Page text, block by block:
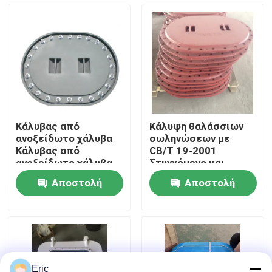
Γύρος εργοστασίων
Ποιοτικός έλεγχος
Ζητήστε ένα απόσπασμα
Company News
θαλάσσιες πόρτες
Θαλάσσια παράθυρα
Κάλυβας από
ανοξείδωτο χάλυβα
Κάλυβας από
ανοξείδωτο χάλυβα
Αποστολή
Κάλυψη θαλάσσιων
σωληνώσεων με
CB/T 19-2001
Στυγχόμενο και
ανοξείδωτο χάλυβα,
μπουρνούλα και
πλυντήριο για
στα πλοία
Αποστολή
Eric